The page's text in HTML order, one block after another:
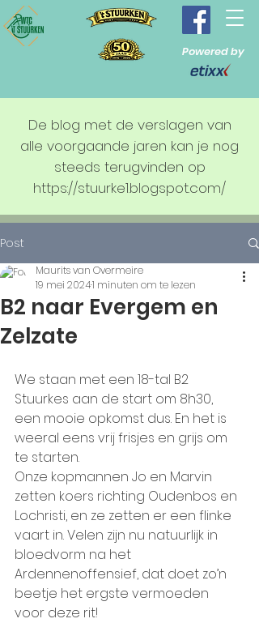
Powered by
De blog met de verslagen van
alle voorgaande jaren kan je nog
steeds terugvinden op
https://stuurke1.blogspot.com/
Post
B2 naar Evergem en
Zelzate
Maurits van Overmeire
19 mei 20241 minuten om te lezen
We staan met een 18-tal B2
Stuurkes aan de start om 8h30,
een mooie opkomst dus. En het is
weeral eens vrij frisjes en grijs om
te starten.
Onze kopmannen Jo en Marvin
zetten koers richting Oudenbos en
Lochristi, en ze zetten er een flinke
vaart in. Velen zijn nu natuurlijk in
bloedvorm na het
Ardennenoffensief, dat doet zo’n
beetje het ergste vermoeden
voor deze rit!